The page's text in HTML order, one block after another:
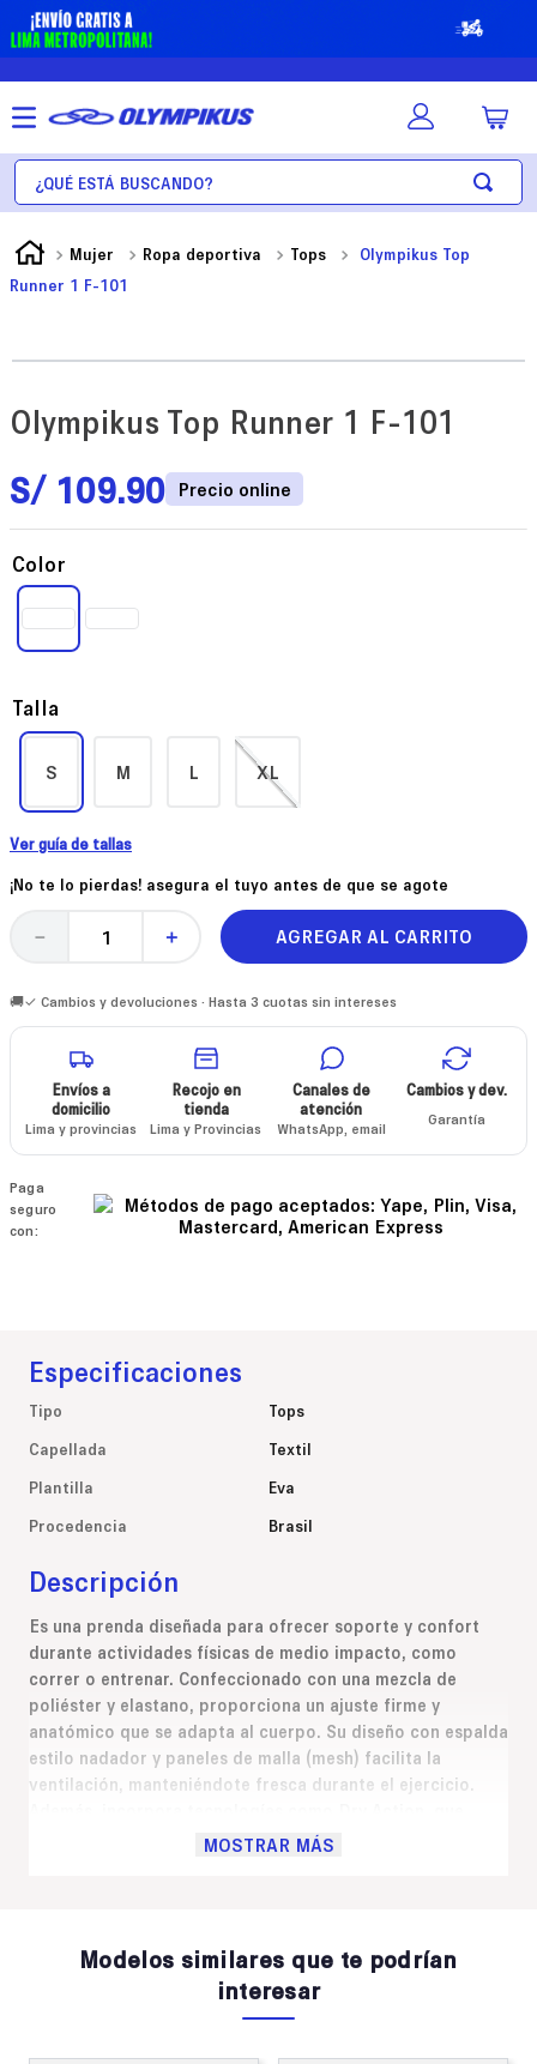
¿Qué está buscando?
Mujer Ropa deportiva Tops
Olympikus Top
Runner 1 F-101
Olympikus Top Runner 1 F-101
S/ 109.90
Talla
S M L XL
Color
Ver guía de tallas
¡No te lo pierdas! asegura el tuyo antes de que se agote
＋
－ AGREGAR AL CARRITO
🚚✓ Cambios y devoluciones · Hasta 3 cuotas sin intereses
Envíos a
domicilio
Lima y provincias
Recojo en
tienda
Lima y Provincias
Canales de
atención
WhatsApp, email
Cambios y dev.
Garantía
Paga
seguro
con:
Especificaciones
Tipo
Tops
Capellada
Textil
Plantilla
Eva
Procedencia
Brasil
Descripción
Es una prenda diseñada para ofrecer soporte y confort
durante actividades físicas de medio impacto, como
correr o entrenar. Confeccionado con una mezcla de
poliéster y elastano, proporciona un ajuste firme y
anatómico que se adapta al cuerpo. Su diseño con espalda
estilo nadador y paneles de malla (mesh) facilita la
ventilación, manteniéndote fresca durante el ejercicio.
ayuda en la absorción y eliminación del sudor, Solartech,
MOSTRAR MÁS
Modelos similares que te podrían
interesar